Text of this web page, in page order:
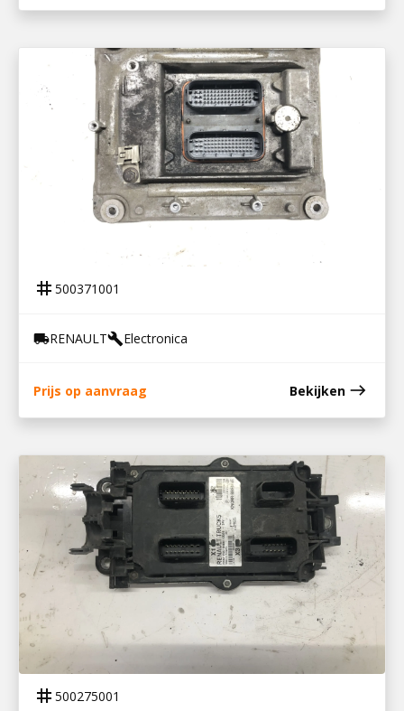
ECU MOTOR DTI 5
tag 500371001
local_shippingRENAULTbuildElectronica
Prijs op aanvraag Bekijken east
500275001
REGELEENHEID EBS 7
tag 500275001